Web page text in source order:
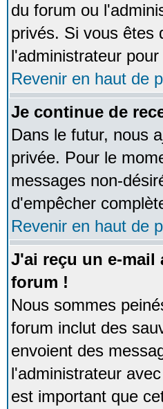
du forum ou
privés. Si vous êtes
l'administrateur
Revenir en haut de
Je continue de
Dans le futur, nous
privée. Pour le
messages non-
d'empêcher
Revenir en haut de
J'ai reçu un e-
forum !
Nous sommes
forum inclut des
envoient des
l'administrateur
est important que